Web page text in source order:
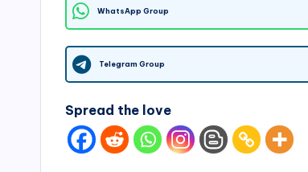
WhatsApp Group
Telegram Group
Spread the love